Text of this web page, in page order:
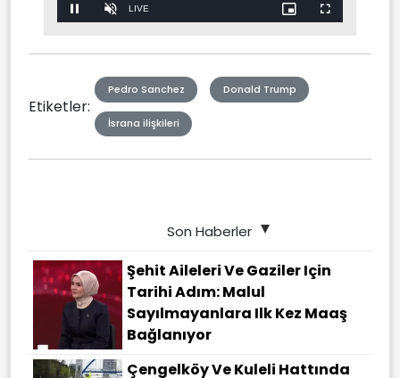
Pause Unmute Stream
LIVE
Picture-
in-
Fullscreen
Etiketler:
Pedro Sanchez Donald Trump
İsrana ilişkileri
Son Haberler
Şehit Aileleri Ve Gaziler Için
Tarihi Adım: Malul
Sayılmayanlara Ilk Kez Maaş
Bağlanıyor
Çengelköy Ve Kuleli Hattında